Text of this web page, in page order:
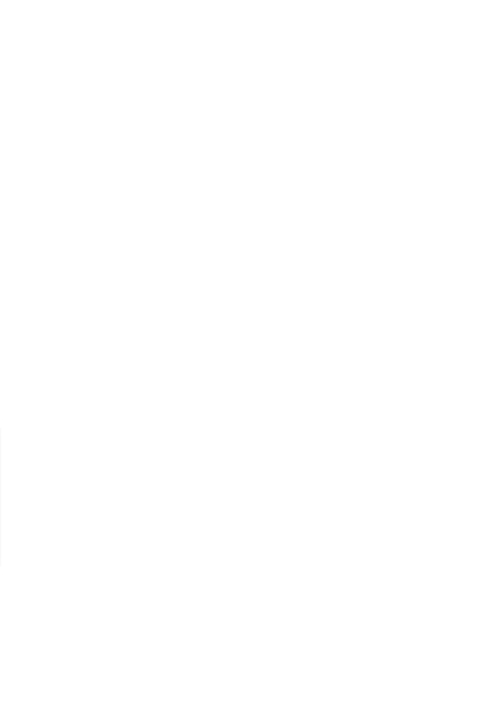
ァミリー 子供 アウトドア キャンプ 冬キャンプ テント 遠足 運動会 ショルダー付